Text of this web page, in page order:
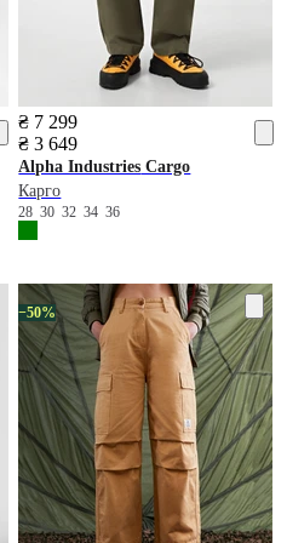
₴ 7 299
₴ 3 649
Alpha Industries Cargo
Карго
2830323436
−50%